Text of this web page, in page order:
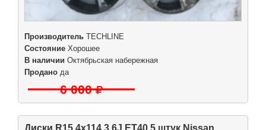
Производитель TECHLINE
Состояние Хорошее
В наличии Октябрьская набережная
Продано да
6 000
Диски R15 4x114.3 6J ET40 5 штук Nissan